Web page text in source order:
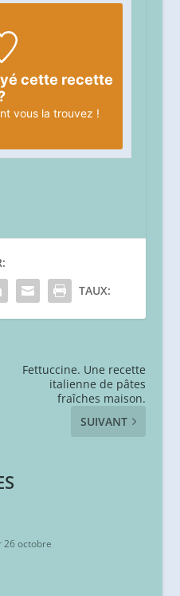
cette recette
vous la trouvez !
TAUX:
Fettuccine. Une recette
italienne de pâtes
fraîches maison.
SUIVANT
26 octobre